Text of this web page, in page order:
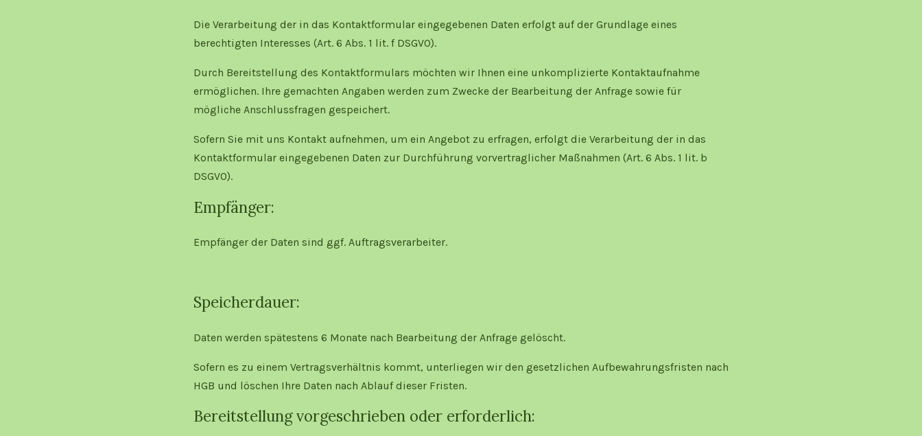
Die Verarbeitung der in das Kontaktformular eingegebenen Daten erfolgt auf der Grundlage eines
berechtigten Interesses (Art. 6 Abs. 1 lit. f DSGVO).
Durch Bereitstellung des Kontaktformulars möchten wir Ihnen eine unkomplizierte Kontaktaufnahme
ermöglichen. Ihre gemachten Angaben werden zum Zwecke der Bearbeitung der Anfrage sowie für
mögliche Anschlussfragen gespeichert.
Sofern Sie mit uns Kontakt aufnehmen, um ein Angebot zu erfragen, erfolgt die Verarbeitung der in das
Kontaktformular eingegebenen Daten zur Durchführung vorvertraglicher Maßnahmen (Art. 6 Abs. 1 lit. b
DSGVO).
Empfänger:
Empfänger der Daten sind ggf. Auftragsverarbeiter.
Speicherdauer:
Daten werden spätestens 6 Monate nach Bearbeitung der Anfrage gelöscht.
Sofern es zu einem Vertragsverhältnis kommt, unterliegen wir den gesetzlichen Aufbewahrungsfristen nach
HGB und löschen Ihre Daten nach Ablauf dieser Fristen.
Bereitstellung vorgeschrieben oder erforderlich: